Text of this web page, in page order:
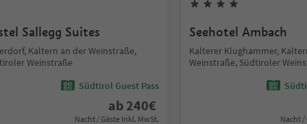
Sallegg Suites
Kaltern an der Weinstraße,
Weinstraße
Südtirol Guest Pass
ab 240€
Nacht / Gäste Inkl. MwSt.
Seehotel Ambach
Kalterer Klughammer,
Weinstraße, Südtiroler
Nacht /